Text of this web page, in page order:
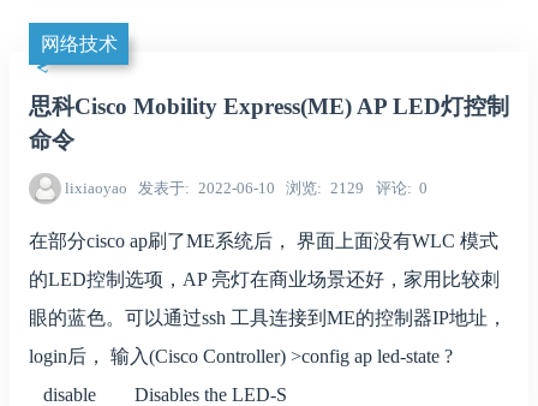
网络技术
思科Cisco Mobility Express(ME) AP LED灯控制
命令
lixiaoyao 发表于 2022-06-10 浏览 2129 评论 0
在部分cisco ap刷了ME系统后， 界面上面没有WLC 模式
的LED控制选项，AP 亮灯在商业场景还好，家用比较刺
眼的蓝色。可以通过ssh 工具连接到ME的控制器IP地址，
login后， 输入(Cisco Controller) >config ap led-state ?
disable Disables the LED-S